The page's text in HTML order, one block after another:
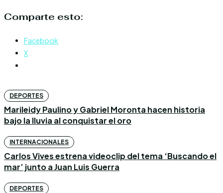
Comparte esto:
Facebook
X
DEPORTES
Marileidy Paulino y Gabriel Moronta hacen historia
bajo la lluvia al conquistar el oro
INTERNACIONALES
Carlos Vives estrena videoclip del tema ‘Buscando el
mar’ junto a Juan Luis Guerra
DEPORTES